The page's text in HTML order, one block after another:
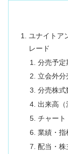
ユナイト
レード
分売予定
立会外分
分売株式
出来高（
チャート
業績・指
配当・株